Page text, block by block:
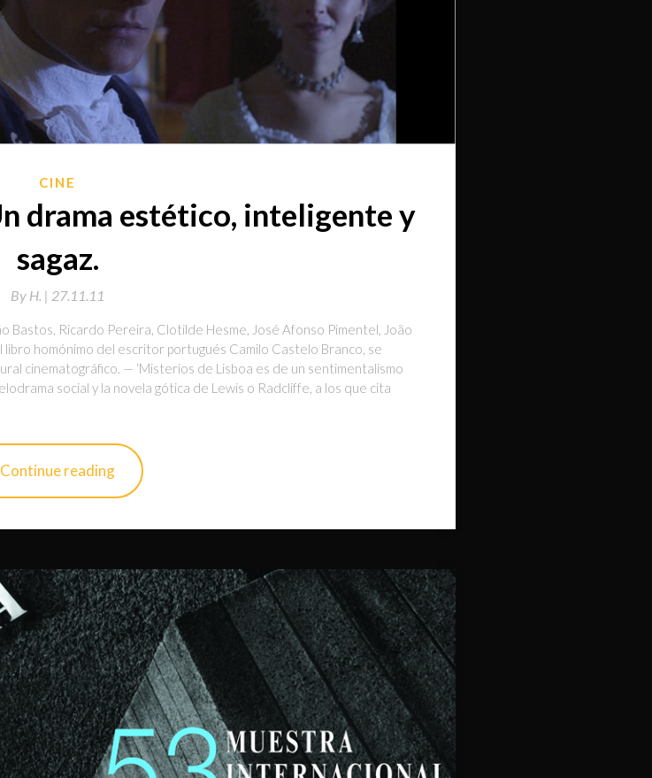
CINE
drama estético, inteligente y
sagaz.
By H. | 27.11.11
Bastos, Ricardo Pereira, Clotilde Hesme, José Afonso Pimentel, João
homónimo del escritor portugués Camilo Castelo Branco, se
cinematográfico. — ‘Misterios de Lisboa es de un sentimentalismo
social y la novela gótica de Lewis o Radcliffe, a los que cita
Continue reading